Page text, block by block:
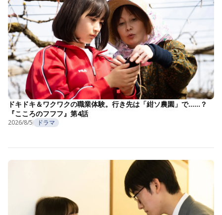
ドキドキ＆ワクワクの職業体験。行き先は「紺ソ農園」で……？
『こころのフフフ』第4話
2026/8/5 ドラマ